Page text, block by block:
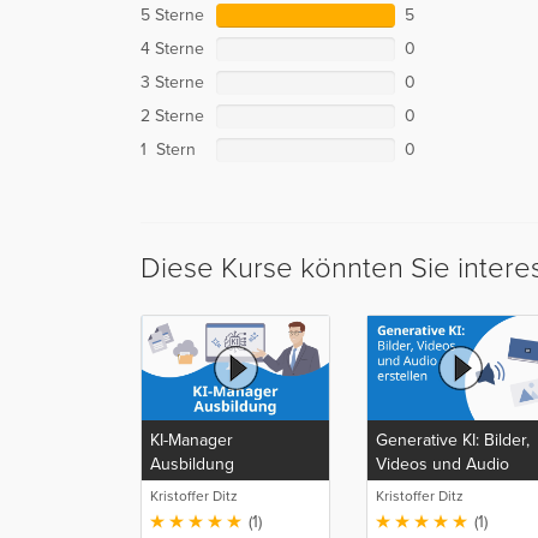
5 Sterne
5
4 Sterne
0
3 Sterne
0
2 Sterne
0
1 Stern
0
Diese Kurse könnten Sie
KI-Manager
Ausbildung
Kristoffer Ditz
(1)
Generative KI: Bilder,
Videos und Audio
erstellen
Kristoffer Ditz
(1)